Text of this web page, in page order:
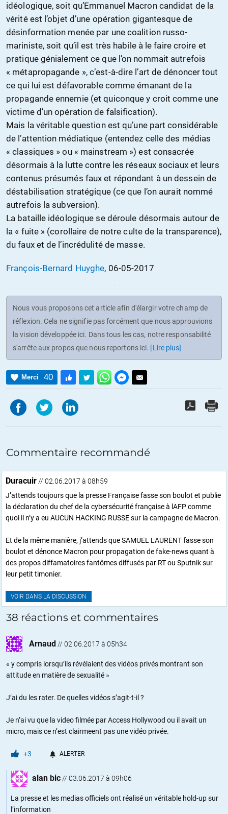
idéologique, soit qu’Emmanuel Macron candidat de la
vérité est l’objet d’une opération gigantesque de
désinformation menée par une coalition russo-
mariniste, soit qu’il est très habile à le faire croire et
pratique génialement ce que l’on nommait autrefois
« métapropagande », c’est-à-dire l’art de dénoncer tout
ce qui lui est défavorable comme émanant de la
propagande ennemie (et quiconque y croit comme une
victime d’un opération de falsification).
Mais la véritable question est qu’une part considérable
de l’attention médiatique (entendez celle des médias
« classiques » ou « mainstream ») est consacrée
désormais à la lutte contre les réseaux sociaux et leurs
contenus présumés faux et répondant à un dessein de
déstabilisation stratégique (ce que l’on aurait nommé
autrefois la subversion).
La bataille idéologique se déroule désormais autour de
la « fuite » (corollaire de notre culte de la transparence),
du faux et de l’incrédulité de masse.
François-Bernard Huyghe, 06-05-2017
Nous vous proposons cet article afin d'élargir votre champ de
réflexion. Cela ne signifie pas forcément que nous approuvions
la vision développée ici. Dans tous les cas, notre responsabilité
s'arrête aux propos que nous reportons ici. [Lire plus]
Merci 40
Commentaire recommandé
Duracuir // 02.06.2017 à 08h59
J’attends toujours que la presse Française fasse son boulot et publie
la déclaration du chef de la cybersécurité française à lAFP comme
quoi il n’y a eu AUCUN HACKING RUSSE sur la campagne de Macron.
Et de la même manière, j’attends que SAMUEL LAURENT fasse son
boulot et dénonce Macron pour propagation de fake-news quant à
des propos diffamatoires fantômes diffusés par RT ou Sputnik sur
leur petit timonier.
VOIR DANS LA DISCUSSION
38 réactions et commentaires
Arnaud // 02.06.2017 à 05h34
« y compris lorsqu’ils révélaient des vidéos privés montrant son
attitude en matière de sexualité »
J’ai du les rater. De quelles vidéos s’agit-t-il ?
Je n’ai vu que la video filmée par Access Hollywood ou il avait un
micro, mais ce n’est clairmeent pas une vidéo privée.
+3 ALERTER
alan bic // 03.06.2017 à 09h06
La presse et les medias officiels ont réalisé un véritable hold-up sur
l’information